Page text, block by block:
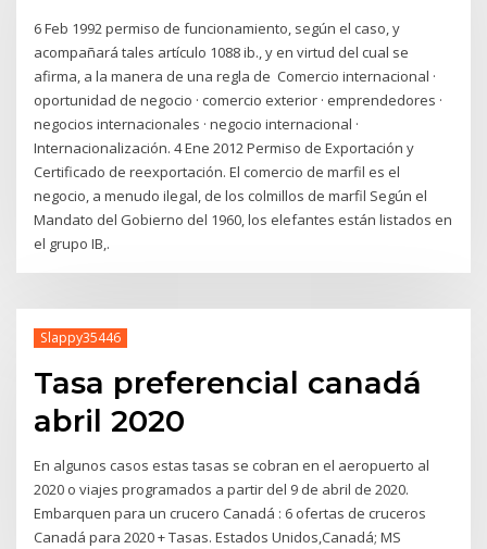
6 Feb 1992 permiso de funcionamiento, según el caso, y
acompañará tales artículo 1088 ib., y en virtud del cual se
afirma, a la manera de una regla de Comercio internacional ·
oportunidad de negocio · comercio exterior · emprendedores ·
negocios internacionales · negocio internacional ·
Internacionalización. 4 Ene 2012 Permiso de Exportación y
Certificado de reexportación. El comercio de marfil es el
negocio, a menudo ilegal, de los colmillos de marfil Según el
Mandato del Gobierno del 1960, los elefantes están listados en
el grupo IB,.
Slappy35446
Tasa preferencial canadá
abril 2020
En algunos casos estas tasas se cobran en el aeropuerto al
2020 o viajes programados a partir del 9 de abril de 2020.
Embarquen para un crucero Canadá : 6 ofertas de cruceros
Canadá para 2020 + Tasas. Estados Unidos,Canadá; MS